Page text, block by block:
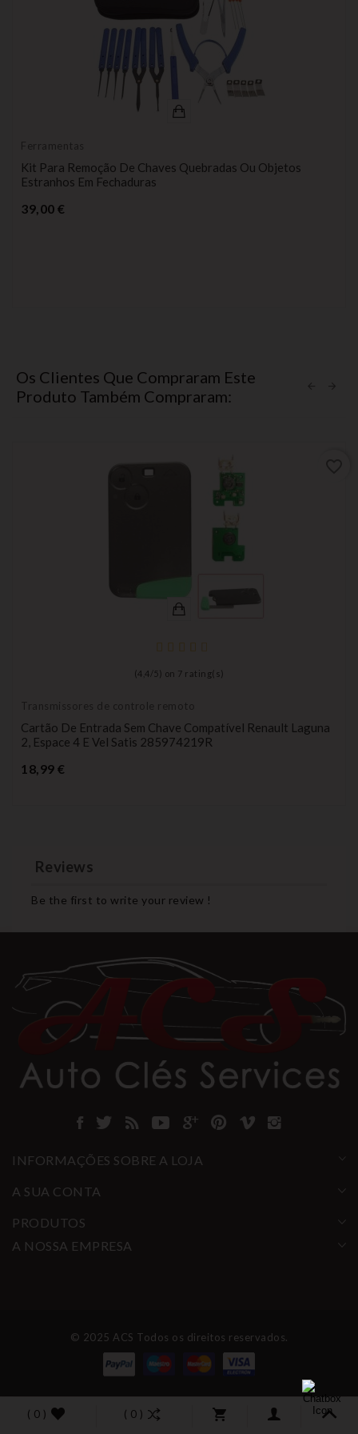
Ferramentas
Kit Para Remoção De Chaves Quebradas Ou Objetos
Estranhos Em Fechaduras
39,00 €
Os Clientes Que Compraram Este
Produto Também Compraram:
(4,4 / 5) on 7 rating(s)
Transmissores de controle remoto
Cartão De Entrada Sem Chave Compatível Renault Laguna
2, Espace 4 E Vel Satis 285974219R
18,99 €
Reviews
Be the first to write your review !
INFORMAÇÕES SOBRE A LOJA
A SUA CONTA
PRODUTOS
A NOSSA EMPRESA
© 2025 ACS Todos os direitos reservados.
( 0 ) ( 0 )